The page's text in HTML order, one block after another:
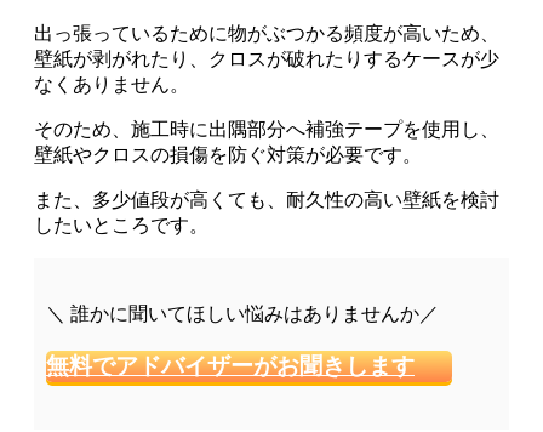
出っ張っているために物がぶつかる頻度が高いため、
壁紙が剥がれたり、クロスが破れたりするケースが少
なくありません。
そのため、施工時に出隅部分へ補強テープを使用し、
壁紙やクロスの損傷を防ぐ対策が必要です。
また、多少値段が高くても、耐久性の高い壁紙を検討
したいところです。
＼ 誰かに聞いてほしい悩みはありませんか／
無料でアドバイザーがお聞きします